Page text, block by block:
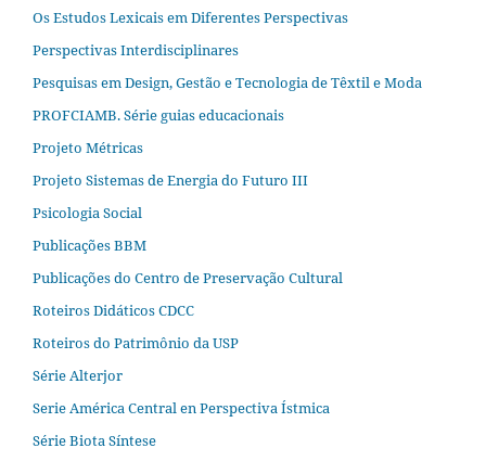
Os Estudos Lexicais em Diferentes Perspectivas
Perspectivas Interdisciplinares
Pesquisas em Design, Gestão e Tecnologia de Têxtil e Moda
PROFCIAMB. Série guias educacionais
Projeto Métricas
Projeto Sistemas de Energia do Futuro III
Psicologia Social
Publicações BBM
Publicações do Centro de Preservação Cultural
Roteiros Didáticos CDCC
Roteiros do Patrimônio da USP
Série Alterjor
Serie América Central en Perspectiva Ístmica
Série Biota Síntese